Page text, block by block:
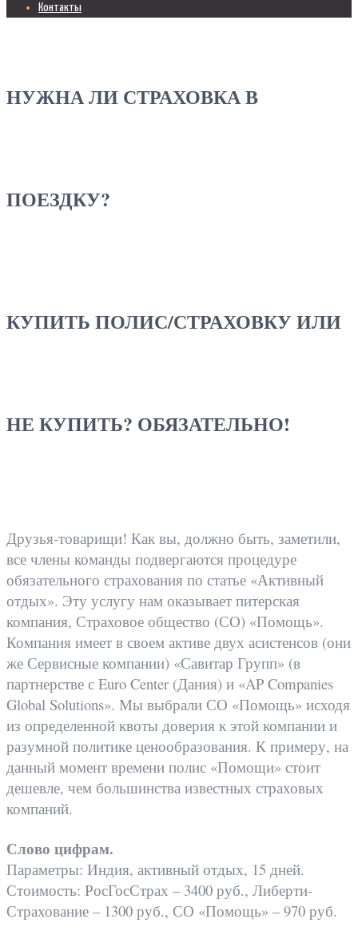
Контакты
НУЖНА ЛИ СТРАХОВКА В
ПОЕЗДКУ?
КУПИТЬ ПОЛИС/СТРАХОВКУ ИЛИ
НЕ КУПИТЬ? ОБЯЗАТЕЛЬНО!
Друзья-товарищи! Как вы, должно быть, заметили,
все члены команды подвергаются процедуре
обязательного страхования по статье «Активный
отдых». Эту услугу нам оказывает питерская
компания, Страховое общество (СО) «Помощь».
Компания имеет в своем активе двух асистенсов (они
же Сервисные компании) «Савитар Групп» (в
партнерстве с Euro Center (Дания) и «AP Companies
Global Solutions». Мы выбрали СО «Помощь» исходя
из определенной квоты доверия к этой компании и
разумной политике ценообразования. К примеру, на
данный момент времени полис «Помощи» стоит
дешевле, чем большинства известных страховых
компаний.
Слово цифрам.
Параметры: Индия, активный отдых, 15 дней.
Стоимость: РосГосСтрах – 3400 руб., Либерти-
Страхование – 1300 руб., СО «Помощь» – 970 руб.